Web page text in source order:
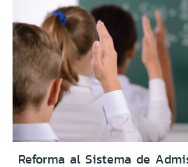
Reforma al Sistema de